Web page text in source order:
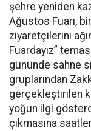
şehre yeniden
Ağustos Fuarı,
ziyaretçilerini
Fuardayız”
gününde sahne
gruplarından
gerçekleştirilen
yoğun ilgi
çıkmasına